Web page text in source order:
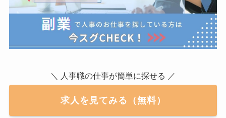
＼ 人事職の仕事が簡単に探せる ／
求人を見てみる（無料）